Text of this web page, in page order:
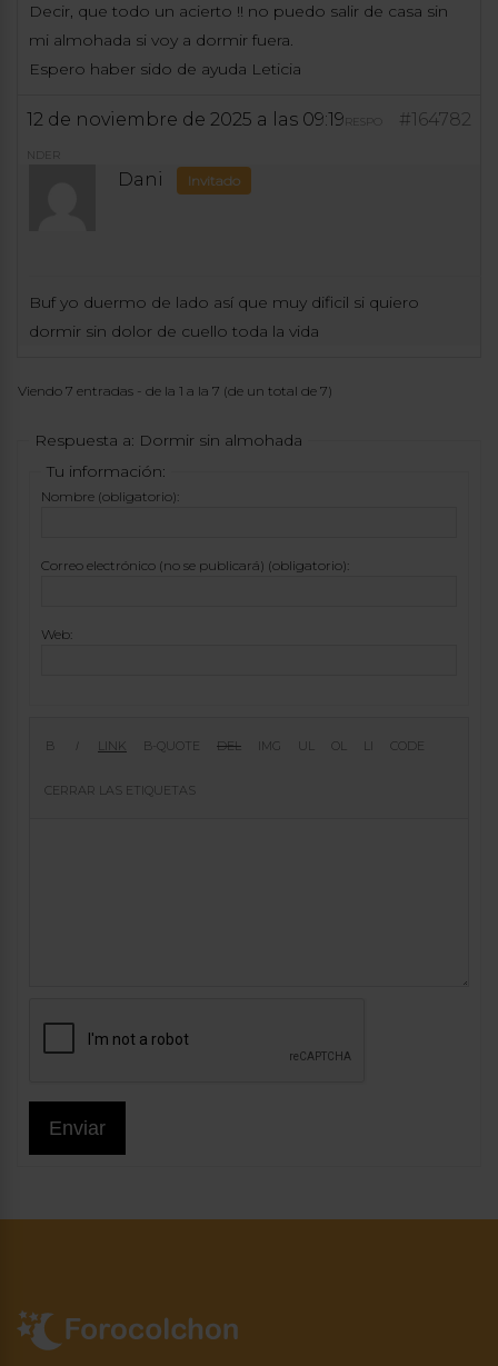
Decir, que todo un acierto !! no puedo salir de casa sin
mi almohada si voy a dormir fuera.
Espero haber sido de ayuda Leticia
12 de noviembre de 2025 a las 09:19 #164782
RESPO
NDER
Dani Invitado
Buf yo duermo de lado así que muy dificil si quiero
dormir sin dolor de cuello toda la vida
Viendo 7 entradas - de la 1 a la 7 (de un total de 7)
Respuesta a: Dormir sin almohada
Tu información:
Nombre (obligatorio):
Correo electrónico (no se publicará) (obligatorio):
Web:
Enviar